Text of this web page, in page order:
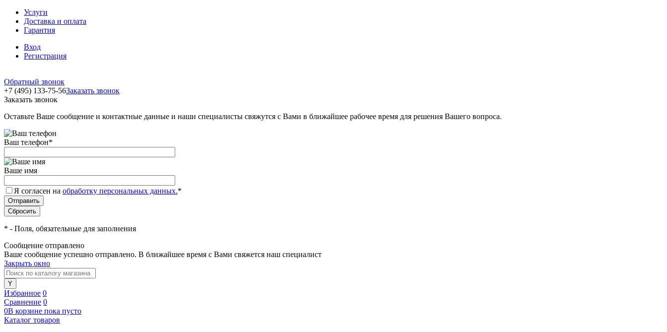
Услуги
Доставка и оплата
Гарантия
Вход
Регистрация
Обратный звонок
+7 (495) 133-75-56Заказать звонок
Заказать звонок
Оставьте Ваше сообщение и контактные данные и наши специалисты свяжутся с Вами в ближайшее рабочее время для решения Вашего вопроса.
Ваш телефон*
Ваше имя
Я согласен на обработку персональных данных.*
* - Поля, обязательные для заполнения
Сообщение отправлено
Ваше сообщение успешно отправлено. В ближайшее время с Вами свяжется наш специалист
Закрыть окно
Избранное 0
Сравнение 0
0В корзине пока пусто
Каталог товаров